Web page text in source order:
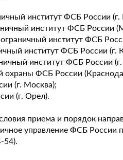
институт ФСБ России (г.
институт ФСБ России
институт ФСБ
институт ФСБ России (г.
институт ФСБ России
охраны ФСБ России
(г. Москва);
(г. Орел).
приема и порядок
управление ФСБ России
54).